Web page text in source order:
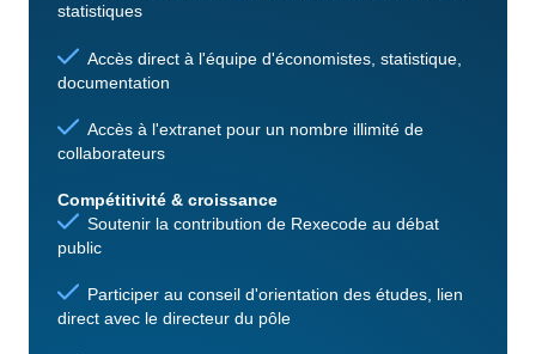
statistiques
Accès direct à l'équipe d'économistes, statistique,
documentation
Accès à l'extranet pour un nombre illimité de
collaborateurs
Compétitivité & croissance
Soutenir la contribution de Rexecode au débat
public
Participer au conseil d'orientation des études, lien
direct avec le directeur du pôle